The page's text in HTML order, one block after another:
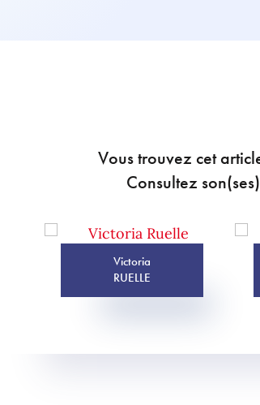
Vous trouvez cet
Consultez
Victoria
RUELLE